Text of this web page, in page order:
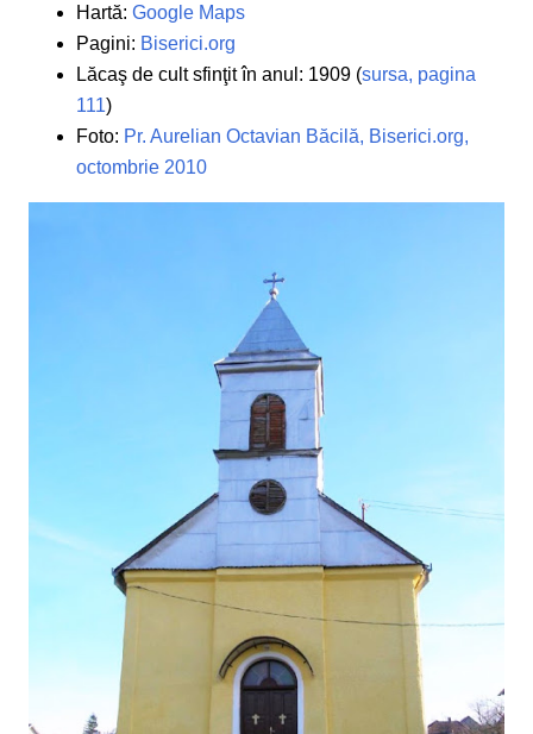
Hartă: Google Maps
Pagini: Biserici.org
Lăcaş de cult sfinţit în anul: 1909 (sursa, pagina
111)
Foto: Pr. Aurelian Octavian Băcilă, Biserici.org,
octombrie 2010